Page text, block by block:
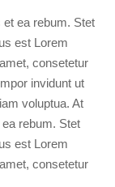
ea rebum. Stet
est Lorem
consetetur
invidunt ut
voluptua. At
rebum. Stet
est Lorem
consetetur